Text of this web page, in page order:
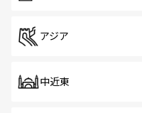
アジア
中近東